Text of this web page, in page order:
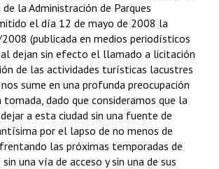
- Registro
- Registro
- Registro
- Registro
- Registro
- Registro
la Administración de Parques
el día 12 de mayo de 2008 la
(publicada en medios periodísticos
dejan sin efecto el llamado a licitación
de las actividades turísticas lacustres
sume en una profunda preocupación
tomada, dado que consideramos que la
a esta ciudad sin una fuente de
por el lapso de no menos de
las próximas temporadas de
una vía de acceso y sin una de sus